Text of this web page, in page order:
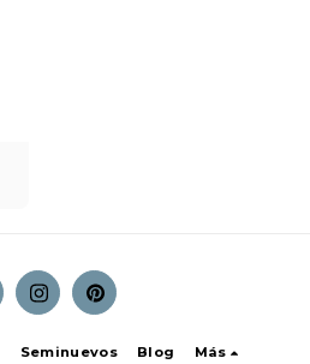
Seminuevos Blog Más